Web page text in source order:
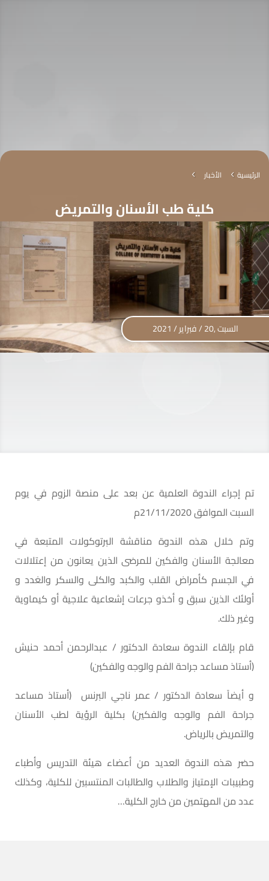
الرئيسية 4 الأخبار 4
كلية طب الأسنان والتمريض
السبت ,20 / فبراير / 2021
تم إجراء الندوة العلمية عن بعد على منصة الزوم في يوم
السبت الموافق 21/11/2020م
وتم خلال هذه الندوة مناقشة البرتوكولات المتبعة في
معالجة الأسنان والفكين للمرضى الذين يعانون من إعتلالات
في الجسم كأمراض القلب والكبد والكلى والسكر والغدد و
أولئك الذين سبق و أخذو جرعات إشعاعية علاجية أو كيماوية
وغير ذلك.
قام بإلقاء الندوة سعادة الدكتور / عبدالرحمن أحمد حنيش
(أستاذ مساعد جراحة الفم والوجه والفكين)
و أيضاً سعادة الدكتور / عمر ناجي البرنس (أستاذ مساعد
جراحة الفم والوجه والفكين) بكلية الرؤية لطب الأسنان
والتمريض بالرياض.
حضر هذه الندوة العديد من أعضاء هيئة التدريس وأطباء
وطبيبات الإمتياز والطلاب والطالبات المنتسبين للكلية، وكذلك
عدد من المهتمين من خارج الكلية…